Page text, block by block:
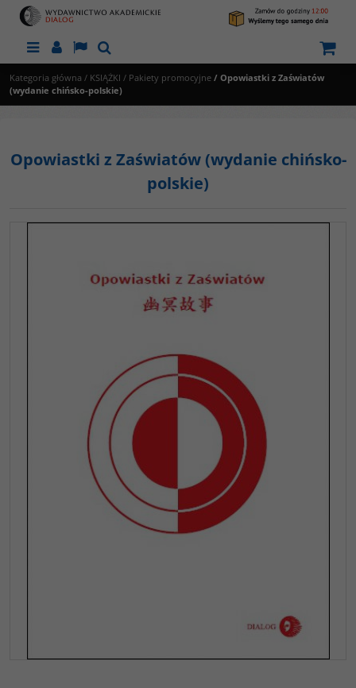
MenuPanelLangSzukaj
Kategoria główna / KSIĄŻKI / Pakiety promocyjne / Opowiastki z Zaświatów
(wydanie chińsko-polskie)
Opowiastki z Zaświatów (wydanie chińsko-
polskie)